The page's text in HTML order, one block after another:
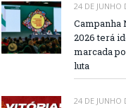
24 DE JUNHO
Campanha
2026 terá
marcada
luta
24 DE JUNHO